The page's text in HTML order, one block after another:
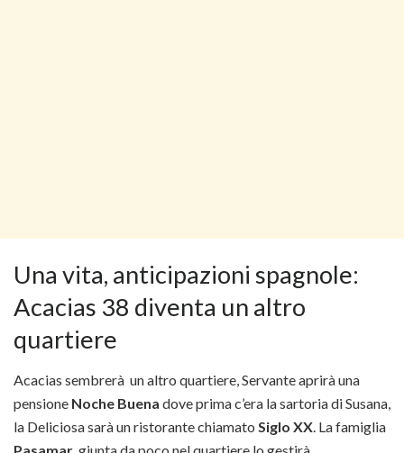
Una vita, anticipazioni spagnole:
Acacias 38 diventa un altro
quartiere
Acacias sembrerà un altro quartiere, Servante aprirà una
pensione Noche Buena dove prima c’era la sartoria di Susana,
la Deliciosa sarà un ristorante chiamato Siglo XX. La famiglia